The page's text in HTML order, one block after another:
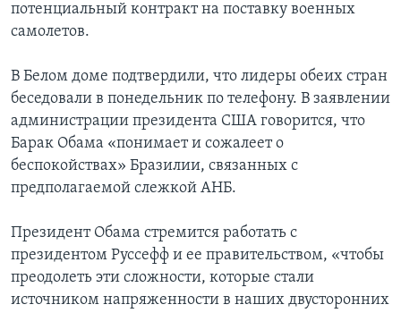
потенциальный контракт на поставку военных
самолетов.
В Белом доме подтвердили, что лидеры обеих стран
беседовали в понедельник по телефону. В заявлении
администрации президента США говорится, что
Барак Обама «понимает и сожалеет о
беспокойствах» Бразилии, связанных с
предполагаемой слежкой АНБ.
Президент Обама стремится работать с
президентом Руссефф и ее правительством, «чтобы
преодолеть эти сложности, которые стали
источником напряженности в наших двусторонних